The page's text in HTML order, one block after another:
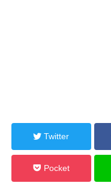
Twitter
Pocket